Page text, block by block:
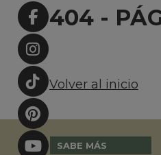
404 -
Volver al inicio
SABE MÁS